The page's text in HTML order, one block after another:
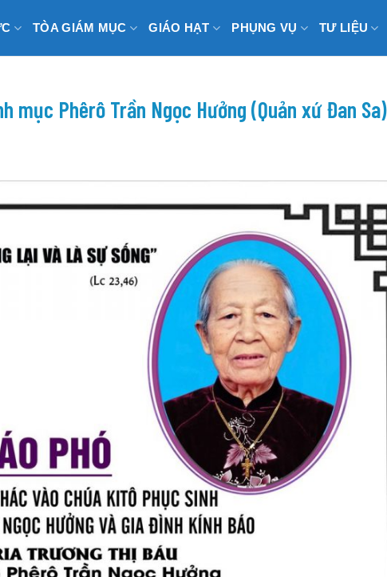
TÒA GIÁM MỤC GIÁO HẠT PHỤNG VỤ TƯ LIỆU
mục Phêrô Trần Ngọc Hưởng (Quản xứ Đan Sa)